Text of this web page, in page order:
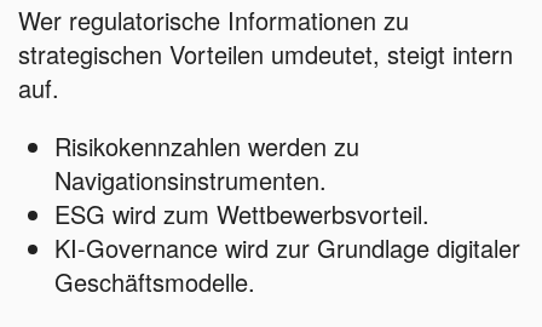
Wer regulatorische Informationen zu
strategischen Vorteilen umdeutet, steigt intern
auf.
Risikokennzahlen werden zu
Navigationsinstrumenten.
ESG wird zum Wettbewerbsvorteil.
KI-Governance wird zur Grundlage digitaler
Geschäftsmodelle.